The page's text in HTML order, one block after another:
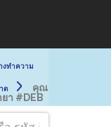
งทำความ
ด
คุณ
า #DEB